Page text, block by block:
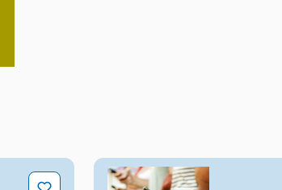
Die anderen haben's doch